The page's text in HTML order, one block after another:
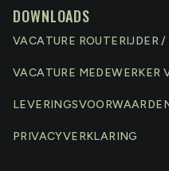
DOWNLOADS
VACATURE ROUTERIJDER /
VACATURE MEDEWERKER
PRIVACYVERKLARING